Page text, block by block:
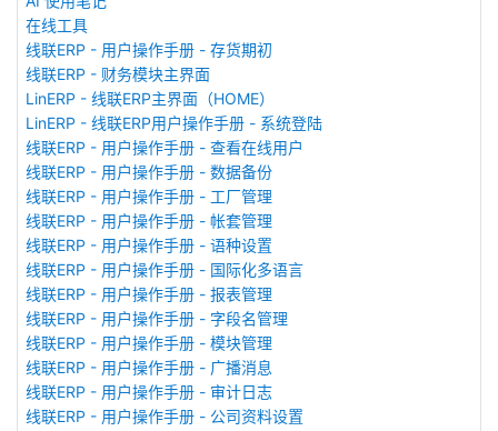
在线工具
线联ERP - 用户操作手册 - 存货期初
线联ERP - 财务模块主界面
LinERP - 线联ERP主界面（HOME）
LinERP - 线联ERP用户操作手册 - 系统登陆
线联ERP - 用户操作手册 - 查看在线用户
线联ERP - 用户操作手册 - 数据备份
线联ERP - 用户操作手册 - 工厂管理
线联ERP - 用户操作手册 - 帐套管理
线联ERP - 用户操作手册 - 语种设置
线联ERP - 用户操作手册 - 国际化多语言
线联ERP - 用户操作手册 - 报表管理
线联ERP - 用户操作手册 - 字段名管理
线联ERP - 用户操作手册 - 模块管理
线联ERP - 用户操作手册 - 广播消息
线联ERP - 用户操作手册 - 审计日志
线联ERP - 用户操作手册 - 公司资料设置